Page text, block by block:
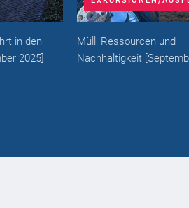
in den
2025]
Müll, Ressourcen und
Nachhaltigkeit [